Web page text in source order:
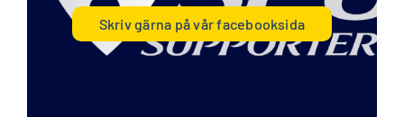
Skriv gärna på vår facebooksida